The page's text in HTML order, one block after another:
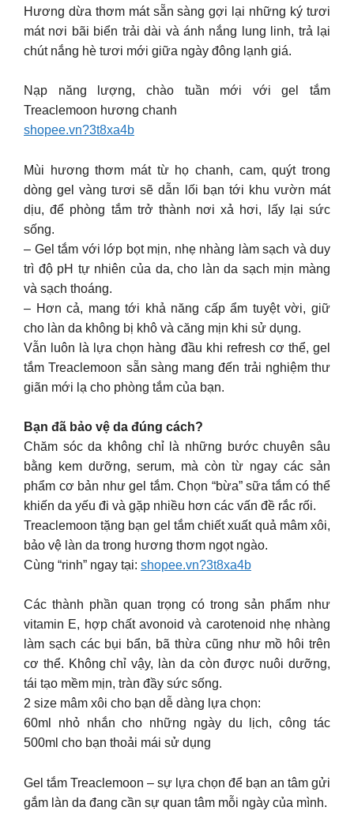
Hương dừa thơm mát sẵn sàng gợi lại những ký tươi
mát nơi bãi biển trải dài và ánh nắng lung linh, trả lại
chút nắng hè tươi mới giữa ngày đông lạnh giá.
Nạp năng lượng, chào tuần mới với gel tắm
Treaclemoon hương chanh
shopee.vn?3t8xa4b
Mùi hương thơm mát từ họ chanh, cam, quýt trong
dòng gel vàng tươi sẽ dẫn lối bạn tới khu vườn mát
dịu, để phòng tắm trở thành nơi xả hơi, lấy lại sức
sống.
– Gel tắm với lớp bọt mịn, nhẹ nhàng làm sạch và duy
trì độ pH tự nhiên của da, cho làn da sạch mịn màng
và sạch thoáng.
– Hơn cả, mang tới khả năng cấp ẩm tuyệt vời, giữ
cho làn da không bị khô và căng mịn khi sử dụng.
Vẫn luôn là lựa chọn hàng đầu khi refresh cơ thể, gel
tắm Treaclemoon sẵn sàng mang đến trải nghiệm thư
giãn mới lạ cho phòng tắm của bạn.
Bạn đã bảo vệ da đúng cách?
Chăm sóc da không chỉ là những bước chuyên sâu
bằng kem dưỡng, serum, mà còn từ ngay các sản
phẩm cơ bản như gel tắm. Chọn “bừa” sữa tắm có thể
khiến da yếu đi và gặp nhiều hơn các vấn đề rắc rối.
Treaclemoon tặng bạn gel tắm chiết xuất quả mâm xôi,
bảo vệ làn da trong hương thơm ngọt ngào.
Cùng “rinh” ngay tại: shopee.vn?3t8xa4b
Các thành phần quan trọng có trong sản phẩm như
vitamin E, hợp chất avonoid và carotenoid nhẹ nhàng
làm sạch các bụi bẩn, bã thừa cũng như mồ hôi trên
cơ thể. Không chỉ vậy, làn da còn được nuôi dưỡng,
tái tạo mềm mịn, tràn đầy sức sống.
2 size mâm xôi cho bạn dễ dàng lựa chọn:
60ml nhỏ nhắn cho những ngày du lịch, công tác
500ml cho bạn thoải mái sử dụng
Gel tắm Treaclemoon – sự lựa chọn để bạn an tâm gửi
gắm làn da đang cần sự quan tâm mỗi ngày của mình.